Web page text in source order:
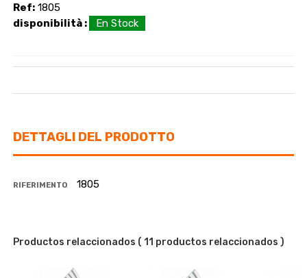
Ref: 1805
disponibilità :
En Stock
DETTAGLI DEL PRODOTTO
RIFERIMENTO 1805
Productos relaccionados ( 11 productos relaccionados )